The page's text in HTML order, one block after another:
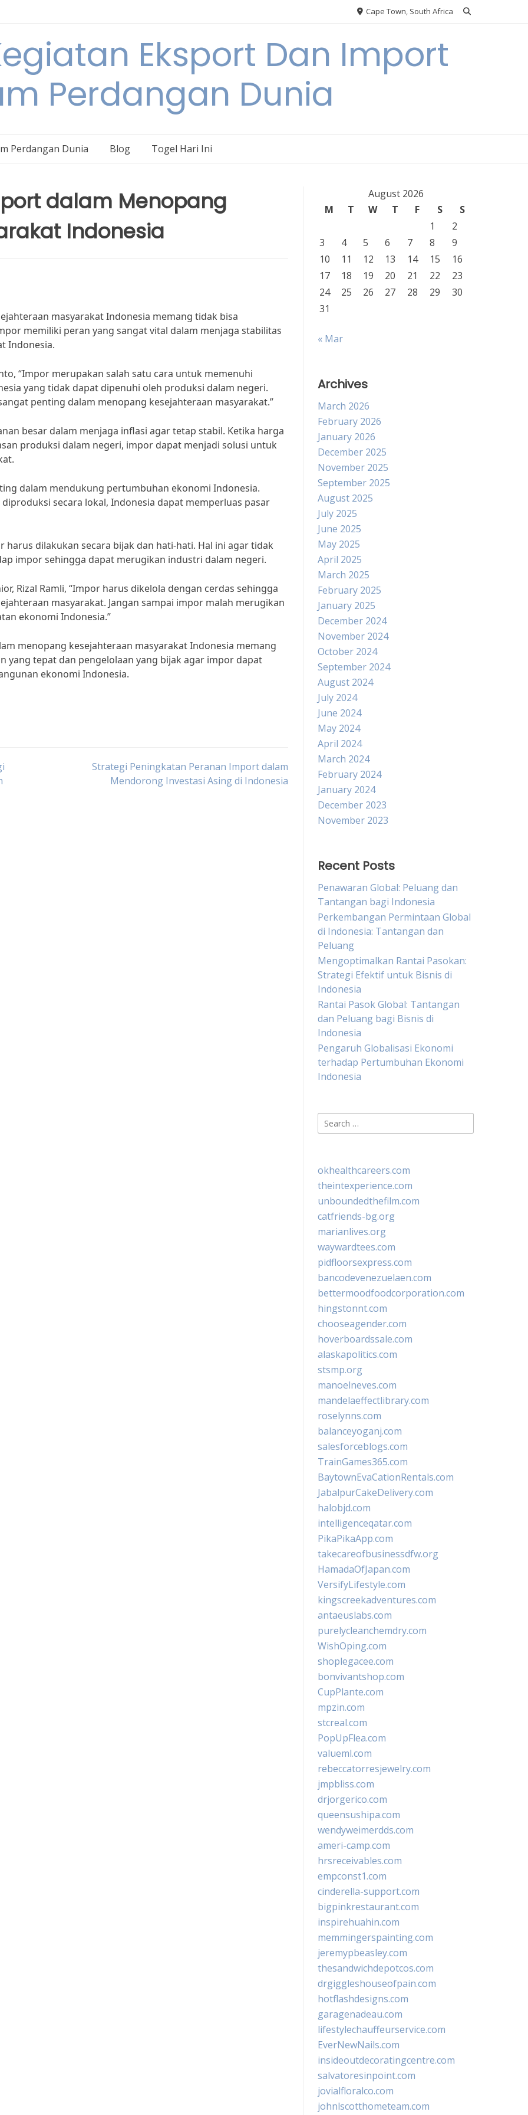
Cape Town, South Africa
Eksport Dan Import
Perdangan Dunia
Perdangan Dunia Blog Togel Hari Ini
dalam Menopang
Indonesia
masyarakat Indonesia memang tidak bisa
memiliki peran yang sangat vital dalam menjaga stabilitas
Indonesia.
“Impor merupakan salah satu cara untuk memenuhi
yang tidak dapat dipenuhi oleh produksi dalam negeri.
penting dalam menopang kesejahteraan masyarakat.”
besar dalam menjaga inflasi agar tetap stabil. Ketika harga
produksi dalam negeri, impor dapat menjadi solusi untuk
dalam mendukung pertumbuhan ekonomi Indonesia.
secara lokal, Indonesia dapat memperluas pasar
dilakukan secara bijak dan hati-hati. Hal ini agar tidak
impor sehingga dapat merugikan industri dalam negeri.
Rizal Ramli, “Impor harus dikelola dengan cerdas sehingga
masyarakat. Jangan sampai impor malah merugikan
ekonomi Indonesia.”
menopang kesejahteraan masyarakat Indonesia memang
yang tepat dan pengelolaan yang bijak agar impor dapat
ekonomi Indonesia.
Strategi Peningkatan Peranan Import dalam
Mendorong Investasi Asing di Indonesia
August 2026
M
T W T F S
S
1
2
3
4 5 6 7 8
9
10
11 12 13 14 15
16
17
18 19 20 21 22
23
24
25 26 27 28 29
30
31
« Mar
Archives
March 2026
February 2026
January 2026
December 2025
November 2025
September 2025
August 2025
July 2025
June 2025
May 2025
April 2025
March 2025
February 2025
January 2025
December 2024
November 2024
October 2024
September 2024
August 2024
July 2024
June 2024
May 2024
April 2024
March 2024
February 2024
January 2024
December 2023
November 2023
Recent Posts
Penawaran Global: Peluang dan
Tantangan bagi Indonesia
Perkembangan Permintaan Global
di Indonesia: Tantangan dan
Peluang
Mengoptimalkan Rantai Pasokan:
Strategi Efektif untuk Bisnis di
Indonesia
Rantai Pasok Global: Tantangan
dan Peluang bagi Bisnis di
Indonesia
Pengaruh Globalisasi Ekonomi
terhadap Pertumbuhan Ekonomi
Indonesia
Search
for:
okhealthcareers.com
theintexperience.com
unboundedthefilm.com
catfriends-bg.org
marianlives.org
waywardtees.com
pidfloorsexpress.com
bancodevenezuelaen.com
bettermoodfoodcorporation.com
hingstonnt.com
chooseagender.com
hoverboardssale.com
alaskapolitics.com
stsmp.org
manoelneves.com
mandelaeffectlibrary.com
roselynns.com
balanceyoganj.com
salesforceblogs.com
TrainGames365.com
BaytownEvaCationRentals.com
JabalpurCakeDelivery.com
halobjd.com
intelligenceqatar.com
PikaPikaApp.com
takecareofbusinessdfw.org
HamadaOfJapan.com
VersifyLifestyle.com
kingscreekadventures.com
antaeuslabs.com
purelycleanchemdry.com
WishOping.com
shoplegacee.com
bonvivantshop.com
CupPlante.com
mpzin.com
stcreal.com
PopUpFlea.com
valueml.com
rebeccatorresjewelry.com
jmpbliss.com
drjorgerico.com
queensushipa.com
wendyweimerdds.com
ameri-camp.com
hrsreceivables.com
empconst1.com
cinderella-support.com
bigpinkrestaurant.com
inspirehuahin.com
memmingerspainting.com
jeremypbeasley.com
thesandwichdepotcos.com
drgiggleshouseofpain.com
hotflashdesigns.com
garagenadeau.com
lifestylechauffeurservice.com
EverNewNails.com
insideoutdecoratingcentre.com
salvatoresinpoint.com
jovialfloralco.com
johnlscotthometeam.com